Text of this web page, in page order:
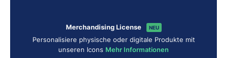
Merchandising License NEU
Personalisiere physische oder digitale Produkte mit
unseren Icons Mehr Informationen